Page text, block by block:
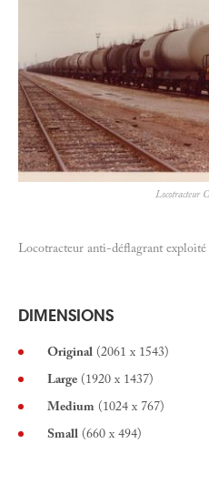
Locotracteur anti-déflagrant
DIMENSIONS
Original (2061 x 1543)
Large (1920 x 1437)
Medium (1024 x 767)
Small (660 x 494)
Locotracteur